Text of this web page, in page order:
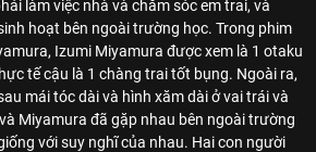
làm việc nhà và chăm sóc em trai, và
hoạt bên ngoài trường học. Trong phim
Izumi Miyamura được xem là 1 otaku
tế cậu là 1 chàng trai tốt bụng. Ngoài ra,
mái tóc dài và hình xăm dài ở vai trái và
Miyamura đã gặp nhau bên ngoài trường
với suy nghĩ của nhau. Hai con người